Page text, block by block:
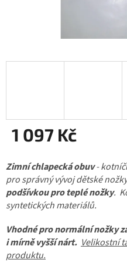
1 097 Kč
cena:
Zimní chlapecká obuv-
pro správný vývoj dětské
podšívkou pro teplé nožky.
syntetických materiálů.
Vhodné pro normální nožky
i mírně vyšší nárt. Velikostní
produktu.